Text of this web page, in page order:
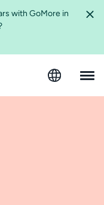
with GoMore in